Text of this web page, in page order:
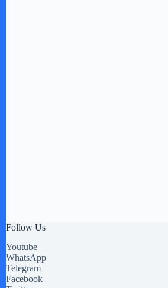
Follow Us
Youtube
WhatsApp
Telegram
Facebook